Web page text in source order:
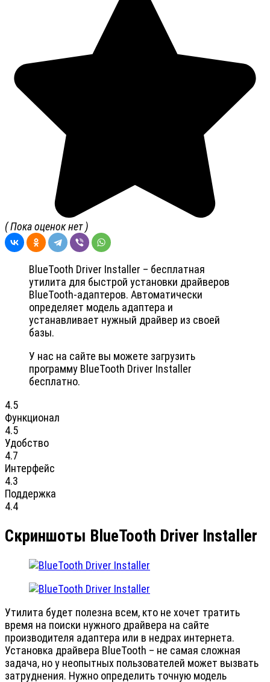
( Пока оценок нет )
BlueTooth Driver Installer – бесплатная
утилита для быстрой установки драйверов
BlueTooth-адаптеров. Автоматически
определяет модель адаптера и
устанавливает нужный драйвер из своей
базы.
У нас на сайте вы можете загрузить
программу BlueTooth Driver Installer
бесплатно.
4.5
Функционал
4.5
Удобство
4.7
Интерфейс
4.3
Поддержка
4.4
Скриншоты BlueTooth Driver Installer
Утилита будет полезна всем, кто не хочет тратить
время на поиски нужного драйвера на сайте
производителя адаптера или в недрах интернета.
Установка драйвера BlueTooth – не самая сложная
задача, но у неопытных пользователей может вызвать
затруднения. Нужно определить точную модель